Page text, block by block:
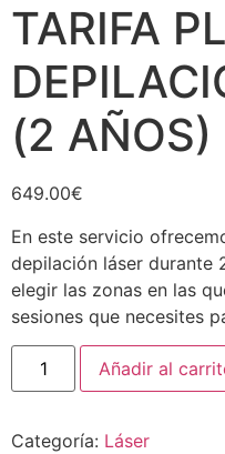
TARIFA
(2 AÑOS)
649.00€
En este servicio
depilación láser durante
elegir las zonas en las
sesiones que necesites
Añadir al
Categoría: Láser